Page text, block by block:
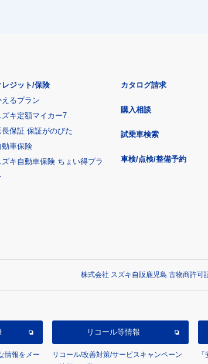
レジット/保険
えるプラン
ズキ定額マイカー7
長保証 保証がのびた
動車保険
ズキ自動車保険 ちょい得プラ
カタログ請求
購入相談
試乗車検索
車検/点検/整備予約
株式会社 スズキ自販鹿児島 古物商許
情報をメー
リコール等情報
リコール/改善対策/サービスキャンペーン